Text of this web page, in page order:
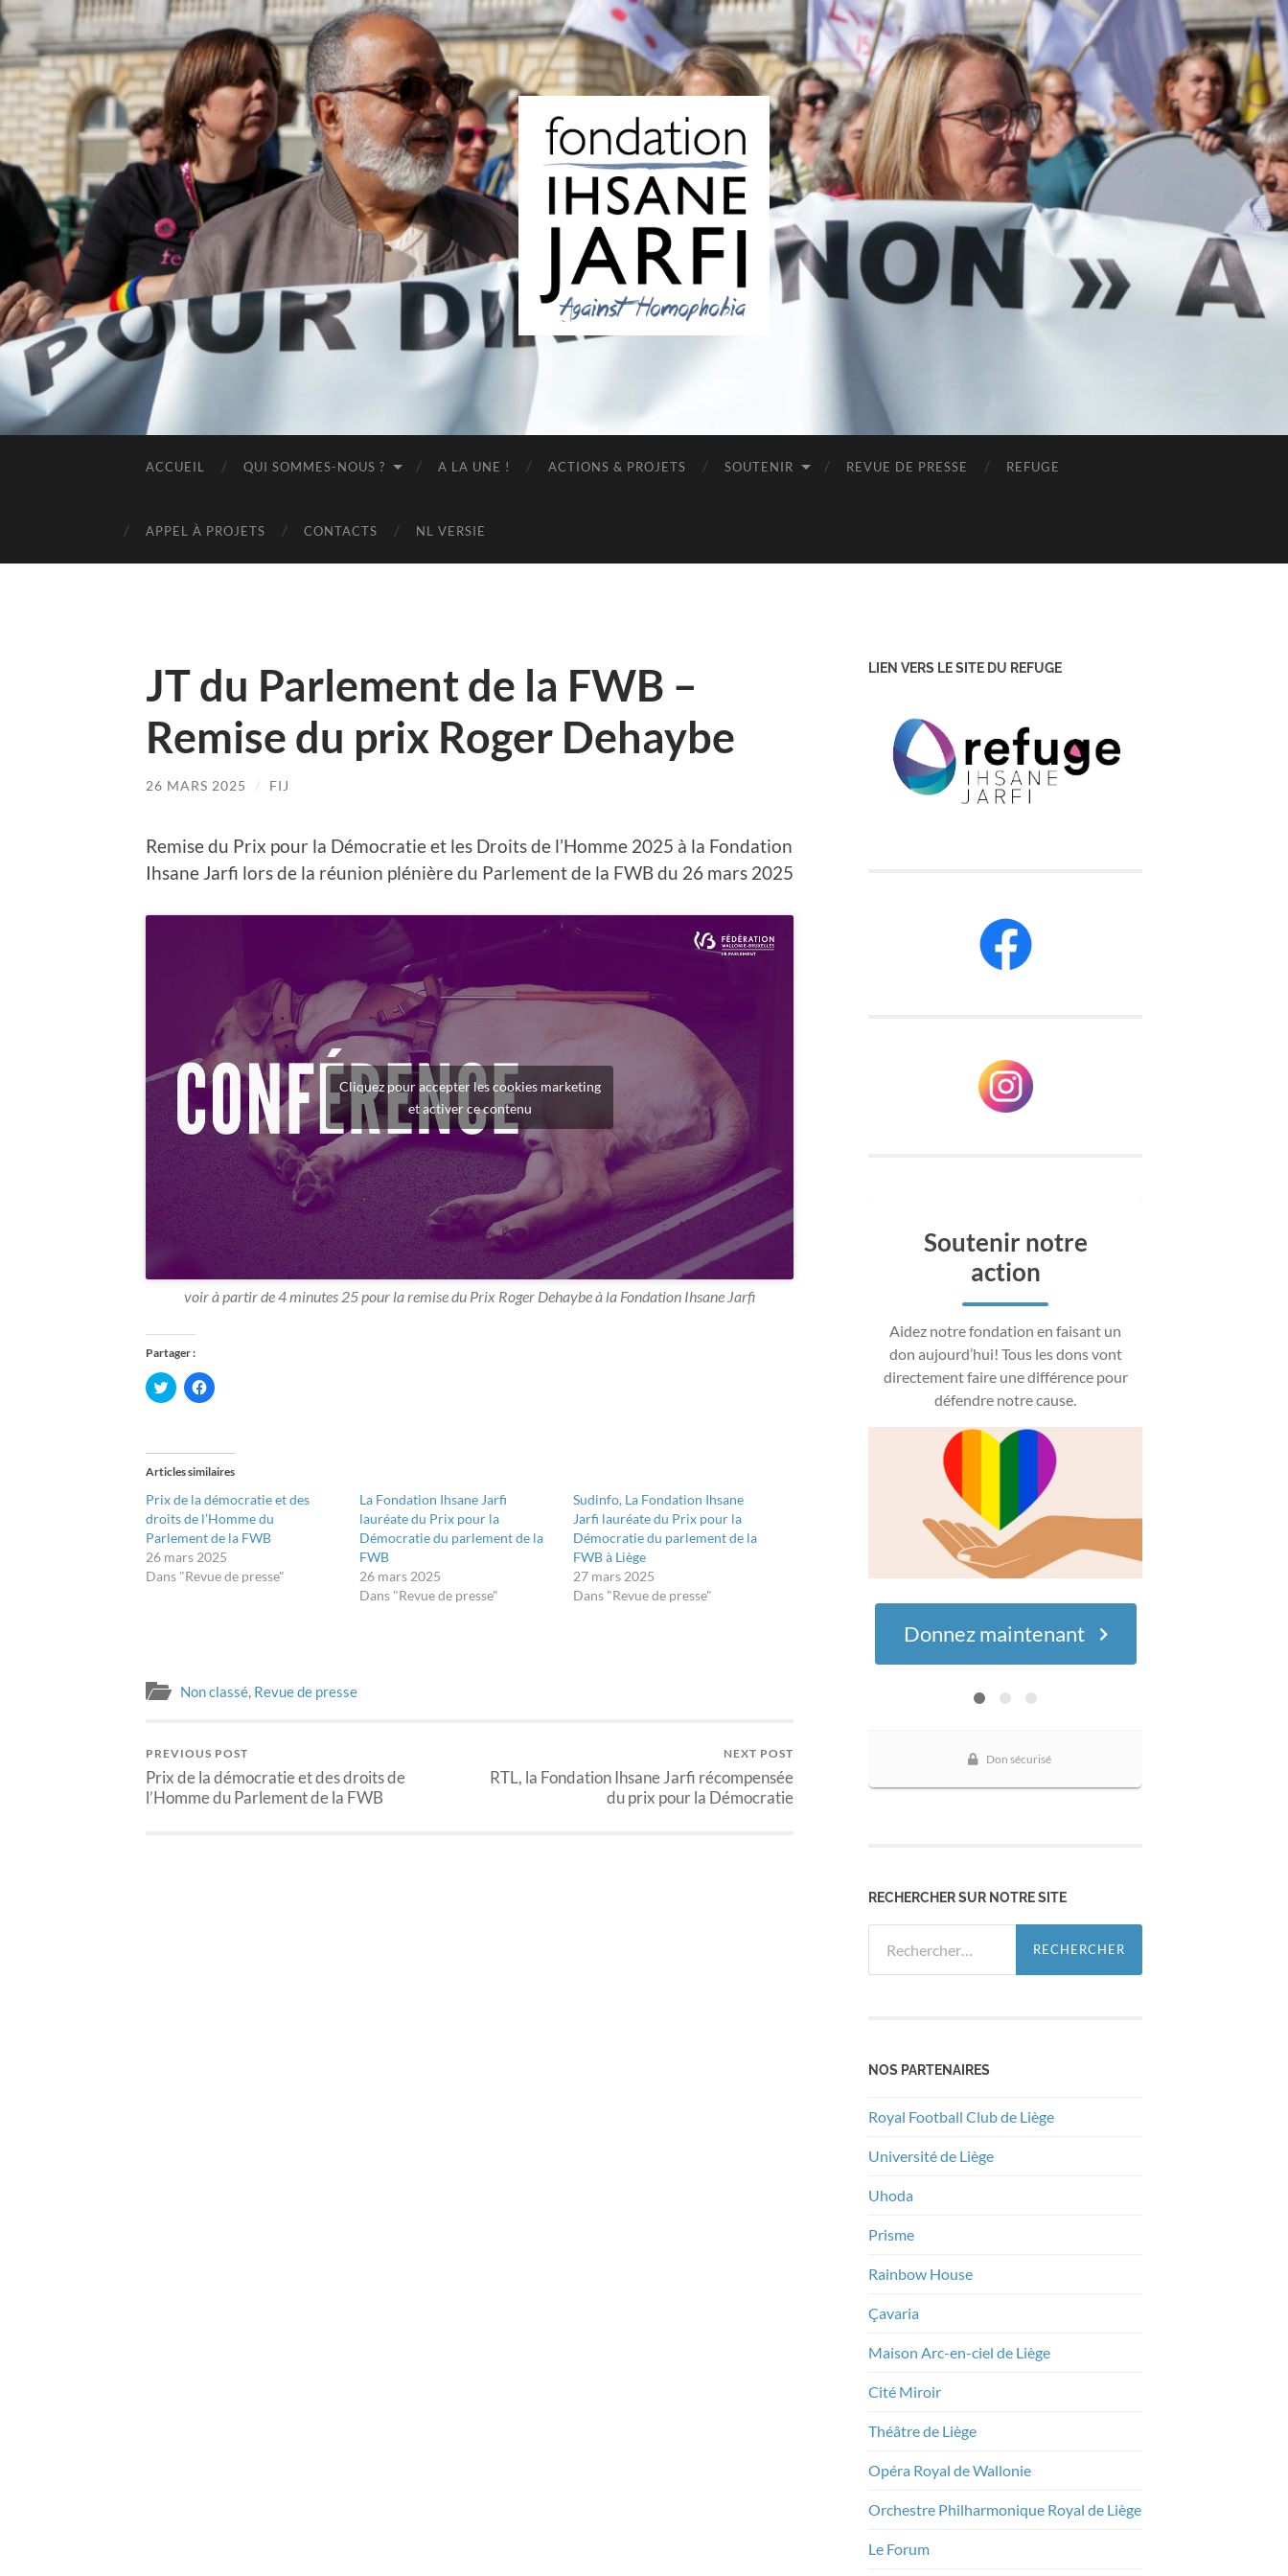
ACCUEIL QUI SOMMES-NOUS ? A LA UNE ! ACTIONS & PROJETS SOUTENIR REVUE DE PRESSE REFUGE
APPEL À PROJETS CONTACTS NL VERSIE
JT du Parlement de la FWB –
Remise du prix Roger Dehaybe
26 MARS 2025 / FIJ
Remise du Prix pour la Démocratie et les Droits de l’Homme 2025 à la Fondation
Ihsane Jarfi lors de la réunion plénière du Parlement de la FWB du 26 mars 2025
Cliquez pour accepter les cookies marketing
et activer ce contenu
voir à partir de 4 minutes 25 pour la remise du Prix Roger Dehaybe à la Fondation Ihsane Jarfi
Partager :
Cliquez
pour
une
nouvelle
Cliquez
pour
une
nouvelle
Articles similaires
Prix de la démocratie et des
droits de l’Homme du
Parlement de la FWB
26 mars 2025
Dans "Revue de presse"
La Fondation Ihsane Jarfi
lauréate du Prix pour la
Démocratie du parlement de la
FWB
26 mars 2025
Dans "Revue de presse"
Sudinfo, La Fondation Ihsane
Jarfi lauréate du Prix pour la
Démocratie du parlement de la
FWB à Liège
27 mars 2025
Dans "Revue de presse"
Non classé, Revue de presse
PREVIOUS POST
Prix de la démocratie et des droits de
l’Homme du Parlement de la FWB
NEXT POST
RTL, la Fondation Ihsane Jarfi récompensée
du prix pour la Démocratie
LIEN VERS LE SITE DU REFUGE
RECHERCHER SUR NOTRE SITE
NOS PARTENAIRES
Royal Football Club de Liège
Université de Liège
Uhoda
Prisme
Rainbow House
Çavaria
Maison Arc-en-ciel de Liège
Cité Miroir
Théâtre de Liège
Opéra Royal de Wallonie
Orchestre Philharmonique Royal de Liège
Le Forum